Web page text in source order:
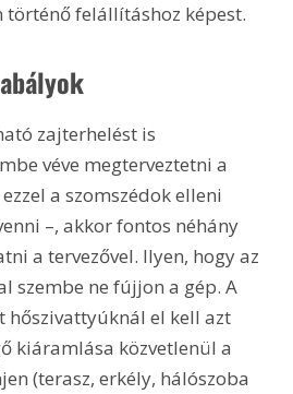
felállításhoz képest.
zajterhelést is
véve megterveztetni a
a szomszédok elleni
–, akkor fontos néhány
a tervezővel. Ilyen, hogy az
szembe ne fújjon a gép. A
el kell azt
kiáramlása közvetlenül a
(terasz, erkély, hálószoba